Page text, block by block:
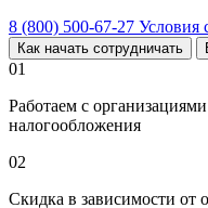
8 (800) 500-67-27 Условия
Как начать сотрудничать
01
Работаем с
налогообложения
02
Скидка в зависимости от